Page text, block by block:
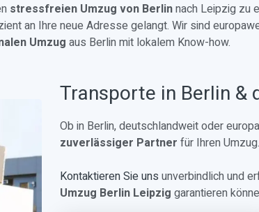
stressfreien Umzug von Berlinnach Leipzig zu
an Ihre neue Adresse gelangt. Wir sind
Umzug aus Berlin mit lokalem Know-how.
Transporte in Berlin &
Ob in Berlin, deutschlandweit oder
zuverlässiger Partner für Ihren Umzug.
Kontaktieren Sie uns unverbindlich und
Umzug Berlin Leipzig garantieren